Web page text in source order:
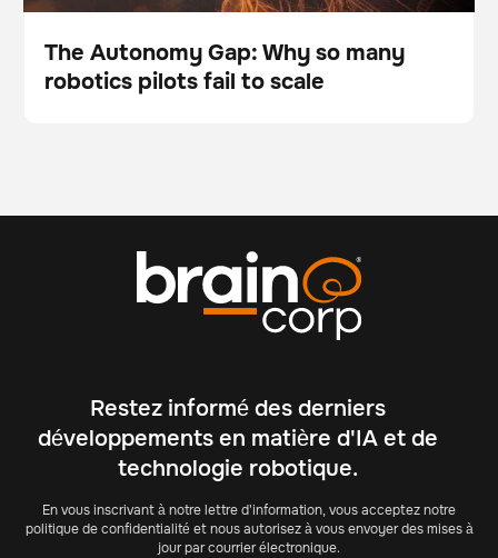
Blog
The Autonomy Gap: Why so many
robotics pilots fail to scale
Restez informé des derniers
développements en matière d'IA et de
technologie robotique.
En vous inscrivant à notre lettre d'information, vous acceptez notre
politique de confidentialité et nous autorisez à vous envoyer des mises à
jour par courrier électronique.